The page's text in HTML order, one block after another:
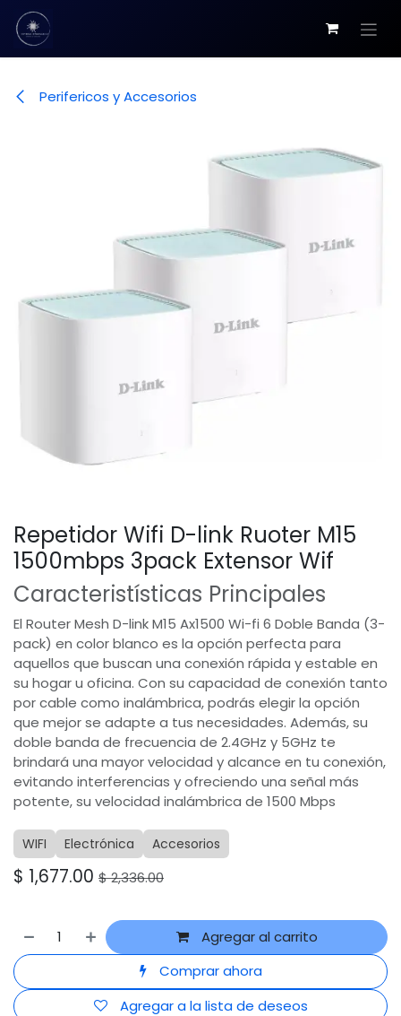
Ir al contenido
Perifericos y Accesorios
Repetidor Wifi D-link Ruoter M15
1500mbps 3pack Extensor Wif
Caracteristísticas Principales
El Router Mesh D-link M15 Ax1500 Wi-fi 6 Doble Banda (3-
pack) en color blanco es la opción perfecta para
aquellos que buscan una conexión rápida y estable en
su hogar u oficina. Con su capacidad de conexión tanto
por cable como inalámbrica, podrás elegir la opción
que mejor se adapte a tus necesidades. Además, su
doble banda de frecuencia de 2.4GHz y 5GHz te
brindará una mayor velocidad y alcance en tu conexión,
evitando interferencias y ofreciendo una señal más
potente, su velocidad inalámbrica de 1500 Mbps
WIFI Electrónica Accesorios
$ 1,677.00 $2,336.00
Agregar al carrito
Comprar ahora
Agregar a la lista de deseos